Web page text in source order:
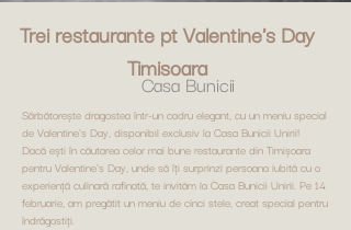
Casa Bunicii
Trei restaurante pt Valentine's Day
Timisoara
Sărbătorește dragostea într-un cadru elegant, cu un meniu special
de Valentine’s Day, disponibil exclusiv la Casa Bunicii Unirii!
Dacă ești în căutarea celor mai bune restaurante din Timișoara
pentru Valentine's Day, unde să îți surprinzi persoana iubită cu o
experiență culinară rafinată, te invităm la Casa Bunicii Unirii. Pe 14
februarie, am pregătit un meniu de cinci stele, creat special pentru
îndrăgostiți.